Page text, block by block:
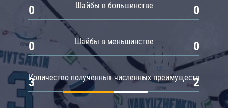
Шайбы в большинстве
0 0
Шайбы в меньшинстве
0 0
Количество полученных численных преимуществ
3 2